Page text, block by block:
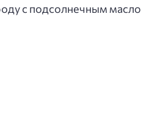
с подсолнечным